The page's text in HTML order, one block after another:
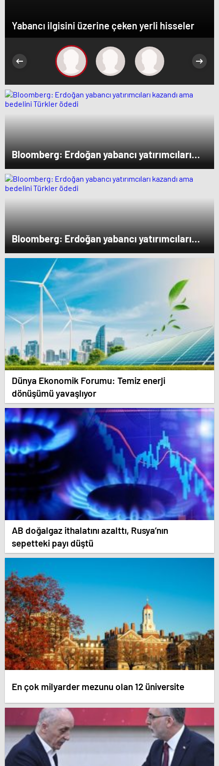
Yabancı ilgisini üzerine çeken yerli hisseler
Bloomberg: Erdoğan yabancı yatırımcıları
kazandı ama bedelini Türkler ödedi
Bloomberg: Erdoğan yabancı yatırımcıları
kazandı ama bedelini Türkler ödedi
Dünya Ekonomik Forumu: Temiz enerji
dönüşümü yavaşlıyor
AB doğalgaz ithalatını azalttı, Rusya’nın
sepetteki payı düştü
En çok milyarder mezunu olan 12 üniversite